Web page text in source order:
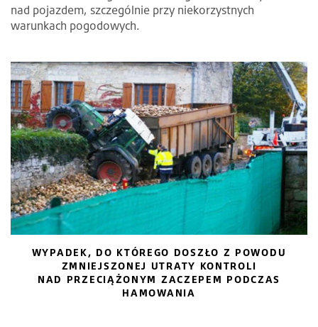
nad pojazdem, szczególnie przy niekorzystnych
warunkach pogodowych.
WYPADEK, DO KTÓREGO DOSZŁO Z POWODU
ZMNIEJSZONEJ UTRATY KONTROLI
NAD PRZECIĄŻONYM ZACZEPEM PODCZAS
HAMOWANIA